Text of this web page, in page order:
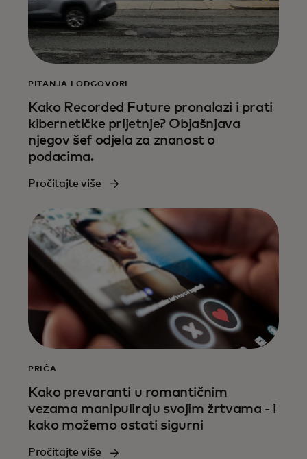
PITANJA I ODGOVORI
Kako Recorded Future pronalazi i prati
kibernetičke prijetnje? Objašnjava
njegov šef odjela za znanost o
podacima.
Pročitajte više
PRIČA
Kako prevaranti u romantičnim
vezama manipuliraju svojim žrtvama - i
kako možemo ostati sigurni
Pročitajte više